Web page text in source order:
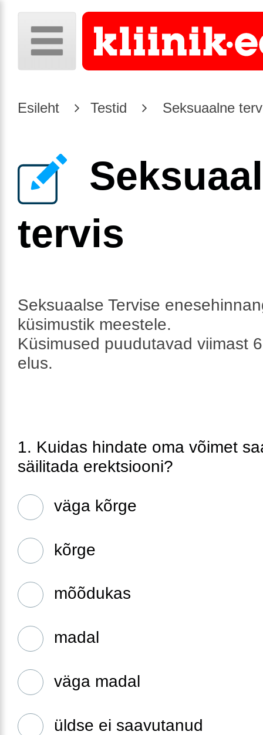
Esileht Testid Seksuaalne
tervis
Seksuaalse Tervise
küsimustik meestele.
Küsimused puudutavad viimast
elus.
1. Kuidas hindate oma võimet
säilitada erektsiooni?
väga kõrge
kõrge
mõõdukas
madal
väga madal
üldse ei saavutanud